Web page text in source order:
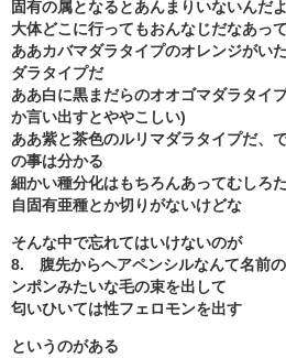
固有の属となるとあんまりいないんだ
大体どこに行ってもおんなじだなあっ
ああカバマダラタイプのオレンジがい
ダラタイプだ
ああ白に黒まだらのオオゴマダラタイ
か言い出すとややこしい)
ああ紫と茶色のルリマダラタイプだ、
の事は分かる
細かい種分化はもちろんあってむしろ
自固有亜種とか切りがないけどな
そんな中で忘れてはいけないのが
8. 腹先からヘアペンシルなんて名前
ンポンみたいな毛の束を出して
匂いひいては性フェロモンを出す
というのがある